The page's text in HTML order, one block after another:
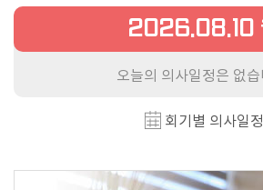
의
2026.08.10
오늘의 의사일정은 없
회기별 의사일정